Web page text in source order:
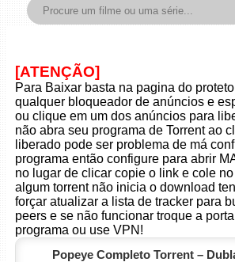
[ATENÇÃO]
Para Baixar basta na pagina do
qualquer bloqueador de anúncios e
ou clique em um dos anúncios para
não abra seu programa de Torrent ao
liberado pode ser problema de má
programa então configure para abrir
no lugar de clicar copie o link e cole
algum torrent não inicia o download
forçar atualizar a lista de tracker para
peers e se não funcionar troque a
programa ou use VPN!
Popeye Completo Torrent –